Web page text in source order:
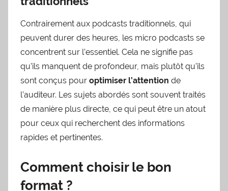
Contrairement aux podcasts traditionnels, qui
peuvent durer des heures, les micro podcasts se
concentrent sur l’essentiel. Cela ne signifie pas
qu’ils manquent de profondeur, mais plutôt qu’ils
sont conçus pour optimiser l’attention de
l’auditeur. Les sujets abordés sont souvent traités
de manière plus directe, ce qui peut être un atout
pour ceux qui recherchent des informations
rapides et pertinentes.
Comment choisir le bon
format ?